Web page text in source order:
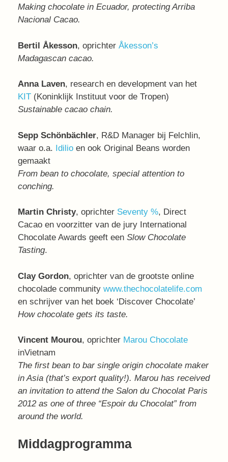
Making chocolate in Ecuador, protecting Arriba
Nacional Cacao.
Bertil Åkesson, oprichter Åkesson’s
Madagascan cacao.
Anna Laven, research en development van het
KIT (Koninklijk Instituut voor de Tropen)
Sustainable cacao chain.
Sepp Schönbächler, R&D Manager bij Felchlin,
waar o.a. Idilio en ook Original Beans worden
gemaakt
From bean to chocolate, special attention to
conching.
Martin Christy, oprichter Seventy %, Direct
Cacao en voorzitter van de jury International
Chocolate Awards geeft een Slow Chocolate
Tasting.
Clay Gordon, oprichter van de grootste online
chocolade community www.thechocolatelife.com
en schrijver van het boek ‘Discover Chocolate’
How chocolate gets its taste.
Vincent Mourou, oprichter Marou Chocolate
inVietnam
The first bean to bar single origin chocolate maker
in Asia (that’s export quality!). Marou has received
an invitation to attend the Salon du Chocolat Paris
2012 as one of three “Espoir du Chocolat” from
around the world.
Middagprogramma